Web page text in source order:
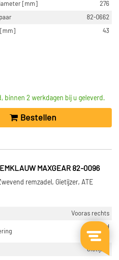
[mm]
276
82-0662
43
binnen 2 werkdagen bij u geleverd.
Bestellen
MAXGEAR 82-0096
remzadel, Gietijzer, ATE
Vooras rechts
Zwevend
remzadel
Gietijzer